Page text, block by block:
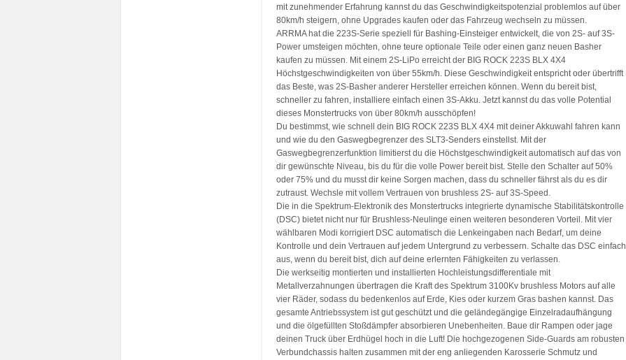
mit zunehmender Erfahrung kannst du das Geschwindigkeitspotenzial problemlos auf über
80km/h steigern, ohne Upgrades kaufen oder das Fahrzeug wechseln zu müssen.
ARRMA hat die 223S-Serie speziell für Bashing-Einsteiger entwickelt, die von 2S- auf 3S-
Power umsteigen möchten, ohne teure optionale Teile oder einen ganz neuen Basher
kaufen zu müssen. Mit einem 2S-LiPo erreicht der BIG ROCK 223S BLX 4X4
Höchstgeschwindigkeiten von über 55km/h. Diese Geschwindigkeit entspricht oder übertrifft
das Beste, was 2S-Basher anderer Hersteller erreichen können. Wenn du bereit bist,
schneller zu fahren, installiere einfach einen 3S-Akku. Jetzt kannst du das volle Potential
dieses Monstertrucks von über 80km/h ausschöpfen!
Du bestimmst, wie schnell dein BIG ROCK 223S BLX 4X4 mit deiner Akkuwahl fahren kann
und wie du den Gaswegbegrenzer des SLT3-Senders einstellst. Mit der
Gaswegbegrenzerfunktion limitierst du die Höchstgeschwindigkeit automatisch auf das von
dir gewünschte Niveau, bis du für die volle Power bereit bist. Stelle den Schalter auf 50%
oder 75% und du musst dir keine Sorgen machen, dass du schneller fährst als du es dir
zutraust. Wechsle mit vollem Vertrauen von brushless 2S- auf 3S-Speed.
Die in die Spektrum-Elektronik des Monstertrucks integrierte dynamische Stabilitätskontrolle
(DSC) bietet nicht nur für Brushless-Neulinge einen weiteren besonderen Vorteil. Mit vier
wählbaren Modi korrigiert DSC automatisch die Lenkeingaben nach Bedarf, um deine
Kontrolle und dein Vertrauen auf jedem Untergrund zu verbessern. Schalte das DSC einfach
aus, wenn du bereit bist, dich auf deine erlernten Fähigkeiten zu verlassen.
Die werkseitig montierten und installierten Hochleistungsdifferentiale mit
Metallverzahnungen übertragen die Kraft des Spektrum 3100Kv brushless Motors auf alle
vier Räder, sodass du bedenkenlos auf Erde, Kies oder kurzem Gras bashen kannst. Das
gesamte Antriebssystem ist gut geschützt und die geländegängige Einzelradaufhängung
und die ölgefüllten Stoßdämpfer absorbieren Unebenheiten. Baue dir Rampen oder jage
deinen Truck über Erdhügel hoch in die Luft! Die hochgezogenen Side-Guards am robusten
Verbundchassis halten zusammen mit der eng anliegenden Karosserie Schmutz und